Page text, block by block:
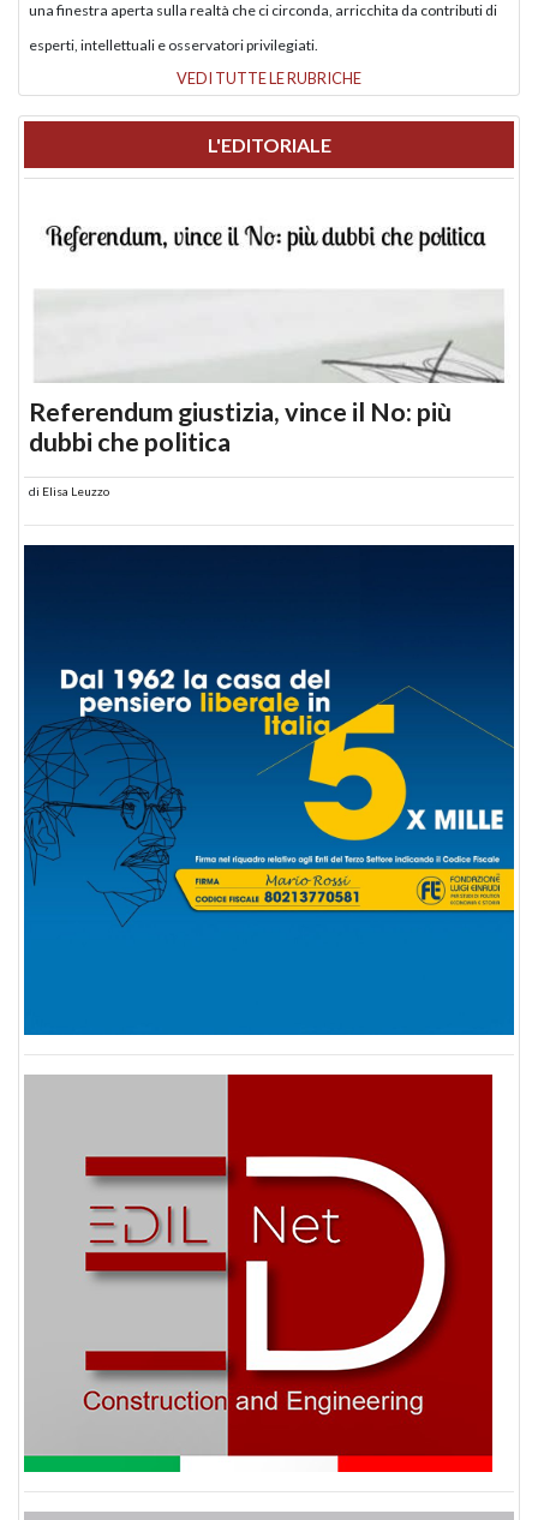
una finestra aperta sulla realtà che ci circonda, arricchita da contributi di
esperti, intellettuali e osservatori privilegiati.
VEDI TUTTE LE RUBRICHE
L'EDITORIALE
Referendum giustizia, vince il No: più
dubbi che politica
di Elisa Leuzzo